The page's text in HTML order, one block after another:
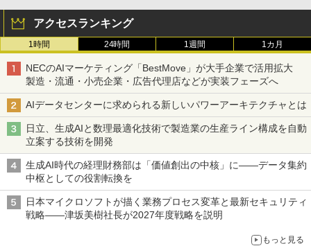
アクセスランキング
1時間 24時間 1週間 1カ月
NECのAIマーケティング「BestMove」が大手企業で活用拡大
製造・流通・小売企業・広告代理店などが実装フェーズへ
AIデータセンターに求められる新しいパワーアーキテクチャとは
日立、生成AIと数理最適化技術で製造業の生産ライン構成を自動
立案する技術を開発
生成AI時代の経理財務部は「価値創出の中核」に――データ集約
中枢としての役割転換を
日本マイクロソフトが描く業務プロセス変革と最新セキュリティ
戦略――津坂美樹社長が2027年度戦略を説明
もっと見る